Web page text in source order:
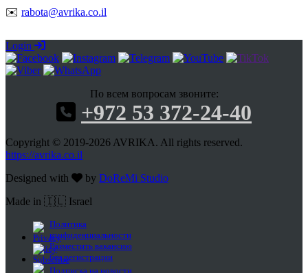
✉️ rabota@avrika.co.il
Login
По всем вопросам звоните:
+972 53 372-24-40
Copyright © 2019-2026 AVRIKA. All rights reserved.
https://avrika.co.il
Designed with
by DoReMi Studio
Made in 🇮🇱 Israel
Политика
конфиденциальности
Разместить вакансию
без регистрации
Подписка на новости